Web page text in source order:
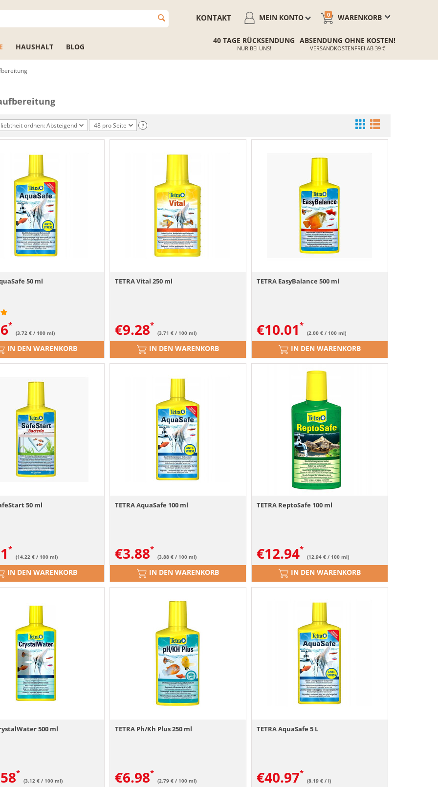
WARENKORB
0
MEIN KONTO
KONTAKT
HAUSHALT BLOG
40 TAGE RÜCKSENDUNG
NUR BEI UNS!
ABSENDUNG OHNE KOSTEN!
VERSANDKOSTENFREI AB 39 €
ordnen: Absteigend 48 pro Seite ?
50 ml
(3.72 € / 100 ml)
IN DEN WARENKORB
TETRA Vital 250 ml
€9.28 (3.71 € / 100 ml)
IN DEN WARENKORB
TETRA EasyBalance 500 ml
€10.01 (2.00 € / 100 ml)
IN DEN WARENKORB
50 ml
(14.22 € / 100 ml)
IN DEN WARENKORB
TETRA AquaSafe 100 ml
€3.88 (3.88 € / 100 ml)
IN DEN WARENKORB
TETRA ReptoSafe 100 ml
€12.94 (12.94 € / 100 ml)
IN DEN WARENKORB
500 ml
(3.12 € / 100 ml)
TETRA Ph/Kh Plus 250 ml
€6.98 (2.79 € / 100 ml)
TETRA AquaSafe 5 L
€40.97 (8.19 € / l)